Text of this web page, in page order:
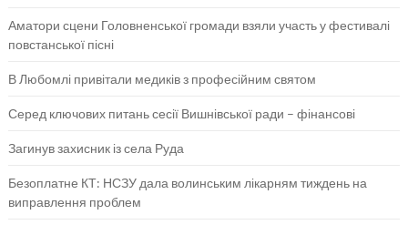
Аматори сцени Головненської громади взяли участь у фестивалі
повстанської пісні
В Любомлі привітали медиків з професійним святом
Серед ключових питань сесії Вишнівської ради – фінансові
Загинув захисник із села Руда
Безоплатне КТ: НСЗУ дала волинським лікарням тиждень на
виправлення проблем